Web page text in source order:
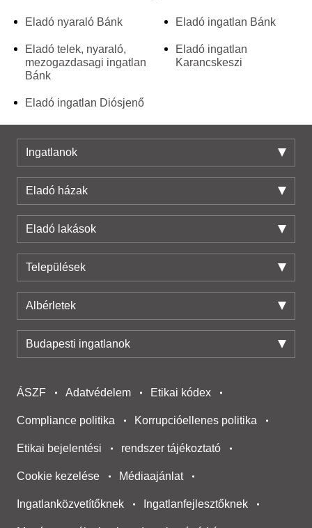
Eladó nyaraló Bánk
Eladó telek, nyaraló,
mezogazdasagi ingatlan
Bánk
Eladó ingatlan Diósjenő
Eladó ingatlan Bánk
Eladó ingatlan
Karancskeszi
Ingatlanok
Eladó házak
Eladó lakások
Települések
Albérletek
Budapesti ingatlanok
ÁSZF Adatvédelem Etikai kódex
Compliance politika Korrupcióellenes politika
Etikai bejelentési rendszer tájékoztató
Cookie kezelése Médiaajánlat
Ingatlanközvetítőknek Ingatlanfejlesztőknek